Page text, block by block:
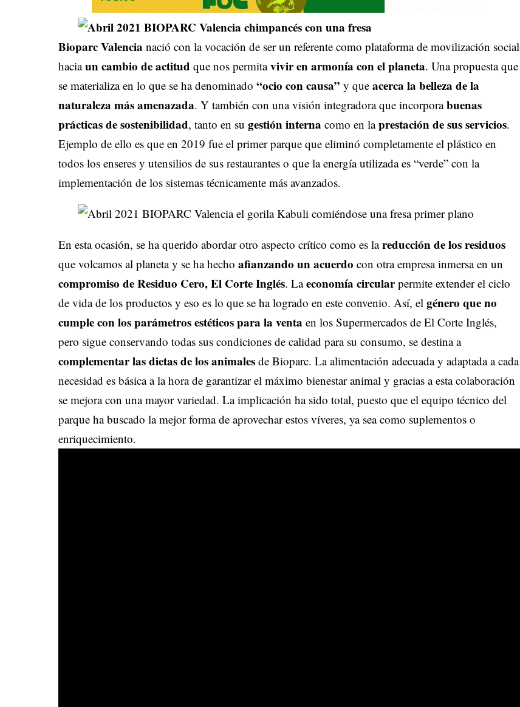
BioparcValencia nació con la vocación de ser un referente como plataforma de movilización social
haciaun cambio de actitud que nos permitavivir en armonía con el planeta. Una propuesta que
se materializa en lo que se ha denominado“ocio con causa” y queacerca la belleza de la
naturaleza más amenazada. Y también con una visión integradora que incorporabuenas
prácticas de sostenibilidad, tanto en sugestión interna como en laprestación de sus servicios.
Ejemplo de ello es que en 2019 fue el primer parque que eliminó completamente el plástico en
todos los enseres y utensilios de sus restaurantes o que la energía utilizada es “verde” con la
implementación de los sistemas técnicamente más avanzados.
En esta ocasión, se ha querido abordar otro aspecto crítico como es lareducción de los residuos
que volcamos al planeta y se ha hechoafianzando un acuerdo con otra empresa inmersa en un
compromiso de Residuo Cero, El Corte Inglés. Laeconomía circularpermite extender el ciclo
de vida de los productos y eso es lo que se ha logrado en este convenio. Así, elgénero que no
cumple con los parámetros estéticos para la venta en los Supermercados de El Corte Inglés,
pero sigue conservando todas sus condiciones de calidad para su consumo, se destina a
complementar las dietas de los animales de Bioparc. La alimentación adecuada y adaptada a cada
necesidad es básica a la hora de garantizar el máximo bienestar animal y gracias a esta colaboración
se mejora con una mayor variedad. La implicación ha sido total, puesto que el equipo técnico del
parque ha buscado la mejor forma de aprovechar estos víveres, ya sea como suplementos o
enriquecimiento.